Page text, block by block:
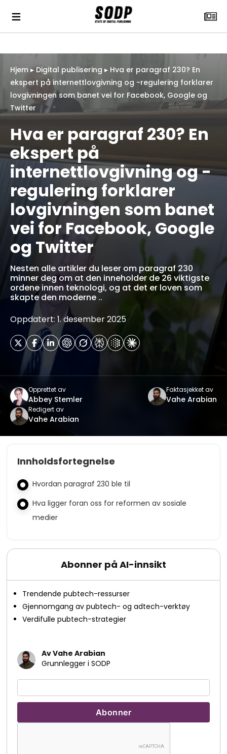
Hjem▸ Digital publisering ▸ Hva er paragraf 230? En
ekspert på internettlovgivning og -regulering forklarer
lovgivningen som banet vei for Facebook, Google og
Twitter
Hva er paragraf 230? En
ekspert på
internettlovgivning og -
regulering forklarer
lovgivningen som banet
vei for Facebook, Google
og Twitter
Nesten alle artikler du leser om paragraf 230
minner deg om at den inneholder de 26 viktigste
ordene innen teknologi, og at det er loven som
skapte den moderne ..
Oppdatert: 1. desember 2025
Opprettet av
Abbey Stemler
Faktasjekket av
Vahe Arabian
Redigert av
Vahe Arabian
Innholdsfortegnelse
Hvordan paragraf 230 ble til
Hva ligger foran oss for reformen av sosiale
medier
Abonner på AI-innsikt
Trendende pubtech-ressurser
Gjennomgang av pubtech- og adtech-verktøy
Verdifulle pubtech-strategier
Av Vahe Arabian
Grunnlegger i SODP